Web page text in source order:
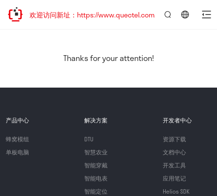
迁移，欢迎访问新址：https://www.quectel.com.cn
Thanks for your attention!
产品中心
蜂窝模组
单板电脑
解决方案
DTU
智慧农业
智能穿戴
智能电表
智能定位
开发者中心
资源下载
文档中心
开发工具
应用笔记
Helios SDK